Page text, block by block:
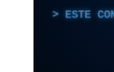
ESTE